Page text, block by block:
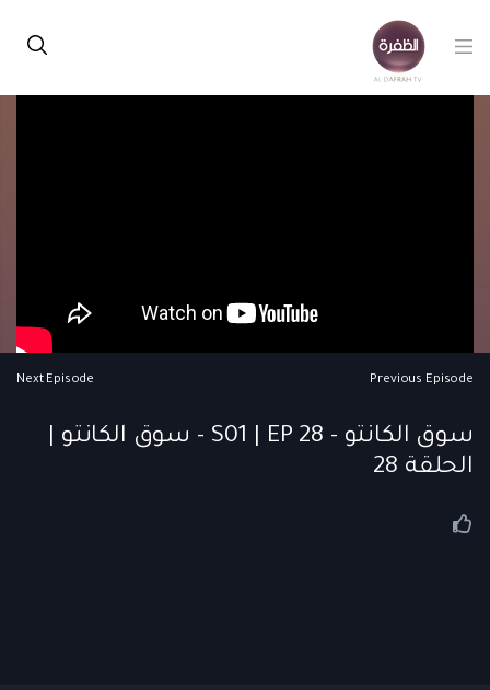
Previous Episode
Next Episode
سوق الكانتو - S01 | EP 28 - سوق الكانتو |
الحلقة 28